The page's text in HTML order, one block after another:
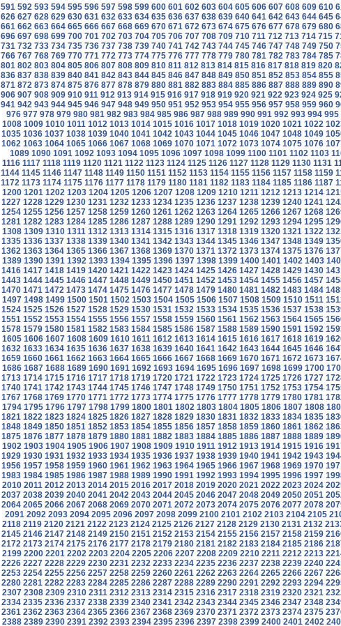
591 592 593 594 595 596 597 598 599 600 601 602 603 604 605 606 607 608 609 610
626 627 628 629 630 631 632 633 634 635 636 637 638 639 640 641 642 643 644 645
661 662 663 664 665 666 667 668 669 670 671 672 673 674 675 676 677 678 679 680
696 697 698 699 700 701 702 703 704 705 706 707 708 709 710 711 712 713 714 715
731 732 733 734 735 736 737 738 739 740 741 742 743 744 745 746 747 748 749 750
766 767 768 769 770 771 772 773 774 775 776 777 778 779 780 781 782 783 784 785
801 802 803 804 805 806 807 808 809 810 811 812 813 814 815 816 817 818 819 820
836 837 838 839 840 841 842 843 844 845 846 847 848 849 850 851 852 853 854 855
871 872 873 874 875 876 877 878 879 880 881 882 883 884 885 886 887 888 889 890
906 907 908 909 910 911 912 913 914 915 916 917 918 919 920 921 922 923 924 925
941 942 943 944 945 946 947 948 949 950 951 952 953 954 955 956 957 958 959 960
976 977 978 979 980 981 982 983 984 985 986 987 988 989 990 991 992 993 994 995
1008 1009 1010 1011 1012 1013 1014 1015 1016 1017 1018 1019 1020 1021 1022
1035 1036 1037 1038 1039 1040 1041 1042 1043 1044 1045 1046 1047 1048 1049
1062 1063 1064 1065 1066 1067 1068 1069 1070 1071 1072 1073 1074 1075 1076
1089 1090 1091 1092 1093 1094 1095 1096 1097 1098 1099 1100 1101 1102 1103
1116 1117 1118 1119 1120 1121 1122 1123 1124 1125 1126 1127 1128 1129 1130 1131
1144 1145 1146 1147 1148 1149 1150 1151 1152 1153 1154 1155 1156 1157 1158 1159
1172 1173 1174 1175 1176 1177 1178 1179 1180 1181 1182 1183 1184 1185 1186 1187
1200 1201 1202 1203 1204 1205 1206 1207 1208 1209 1210 1211 1212 1213 1214
1227 1228 1229 1230 1231 1232 1233 1234 1235 1236 1237 1238 1239 1240 1241
1254 1255 1256 1257 1258 1259 1260 1261 1262 1263 1264 1265 1266 1267 1268
1281 1282 1283 1284 1285 1286 1287 1288 1289 1290 1291 1292 1293 1294 1295
1308 1309 1310 1311 1312 1313 1314 1315 1316 1317 1318 1319 1320 1321 1322
1335 1336 1337 1338 1339 1340 1341 1342 1343 1344 1345 1346 1347 1348 1349
1362 1363 1364 1365 1366 1367 1368 1369 1370 1371 1372 1373 1374 1375 1376
1389 1390 1391 1392 1393 1394 1395 1396 1397 1398 1399 1400 1401 1402 1403
1416 1417 1418 1419 1420 1421 1422 1423 1424 1425 1426 1427 1428 1429 1430
1443 1444 1445 1446 1447 1448 1449 1450 1451 1452 1453 1454 1455 1456 1457
1470 1471 1472 1473 1474 1475 1476 1477 1478 1479 1480 1481 1482 1483 1484
1497 1498 1499 1500 1501 1502 1503 1504 1505 1506 1507 1508 1509 1510 1511
1524 1525 1526 1527 1528 1529 1530 1531 1532 1533 1534 1535 1536 1537 1538
1551 1552 1553 1554 1555 1556 1557 1558 1559 1560 1561 1562 1563 1564 1565
1578 1579 1580 1581 1582 1583 1584 1585 1586 1587 1588 1589 1590 1591 1592
1605 1606 1607 1608 1609 1610 1611 1612 1613 1614 1615 1616 1617 1618 1619
1632 1633 1634 1635 1636 1637 1638 1639 1640 1641 1642 1643 1644 1645 1646
1659 1660 1661 1662 1663 1664 1665 1666 1667 1668 1669 1670 1671 1672 1673
1686 1687 1688 1689 1690 1691 1692 1693 1694 1695 1696 1697 1698 1699 1700
1713 1714 1715 1716 1717 1718 1719 1720 1721 1722 1723 1724 1725 1726 1727
1740 1741 1742 1743 1744 1745 1746 1747 1748 1749 1750 1751 1752 1753 1754
1767 1768 1769 1770 1771 1772 1773 1774 1775 1776 1777 1778 1779 1780 1781
1794 1795 1796 1797 1798 1799 1800 1801 1802 1803 1804 1805 1806 1807 1808
1821 1822 1823 1824 1825 1826 1827 1828 1829 1830 1831 1832 1833 1834 1835
1848 1849 1850 1851 1852 1853 1854 1855 1856 1857 1858 1859 1860 1861 1862
1875 1876 1877 1878 1879 1880 1881 1882 1883 1884 1885 1886 1887 1888 1889
1902 1903 1904 1905 1906 1907 1908 1909 1910 1911 1912 1913 1914 1915 1916
1929 1930 1931 1932 1933 1934 1935 1936 1937 1938 1939 1940 1941 1942 1943
1956 1957 1958 1959 1960 1961 1962 1963 1964 1965 1966 1967 1968 1969 1970
1983 1984 1985 1986 1987 1988 1989 1990 1991 1992 1993 1994 1995 1996 1997
2010 2011 2012 2013 2014 2015 2016 2017 2018 2019 2020 2021 2022 2023 2024
2037 2038 2039 2040 2041 2042 2043 2044 2045 2046 2047 2048 2049 2050 2051
2064 2065 2066 2067 2068 2069 2070 2071 2072 2073 2074 2075 2076 2077 2078
2091 2092 2093 2094 2095 2096 2097 2098 2099 2100 2101 2102 2103 2104 2105
2118 2119 2120 2121 2122 2123 2124 2125 2126 2127 2128 2129 2130 2131 2132
2145 2146 2147 2148 2149 2150 2151 2152 2153 2154 2155 2156 2157 2158 2159
2172 2173 2174 2175 2176 2177 2178 2179 2180 2181 2182 2183 2184 2185 2186
2199 2200 2201 2202 2203 2204 2205 2206 2207 2208 2209 2210 2211 2212 2213
2226 2227 2228 2229 2230 2231 2232 2233 2234 2235 2236 2237 2238 2239 2240
2253 2254 2255 2256 2257 2258 2259 2260 2261 2262 2263 2264 2265 2266 2267
2280 2281 2282 2283 2284 2285 2286 2287 2288 2289 2290 2291 2292 2293 2294
2307 2308 2309 2310 2311 2312 2313 2314 2315 2316 2317 2318 2319 2320 2321
2334 2335 2336 2337 2338 2339 2340 2341 2342 2343 2344 2345 2346 2347 2348
2361 2362 2363 2364 2365 2366 2367 2368 2369 2370 2371 2372 2373 2374 2375
2388 2389 2390 2391 2392 2393 2394 2395 2396 2397 2398 2399 2400 2401 2402